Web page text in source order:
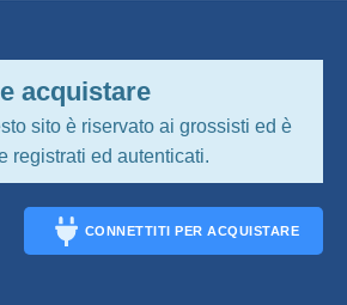
acquistare
sito è riservato ai grossisti ed è
registrati ed autenticati.
CONNETTITI PER ACQUISTARE